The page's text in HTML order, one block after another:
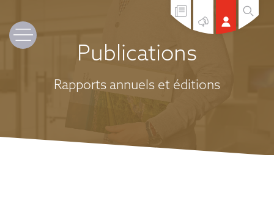
Publications
Rapports annuels et éditions